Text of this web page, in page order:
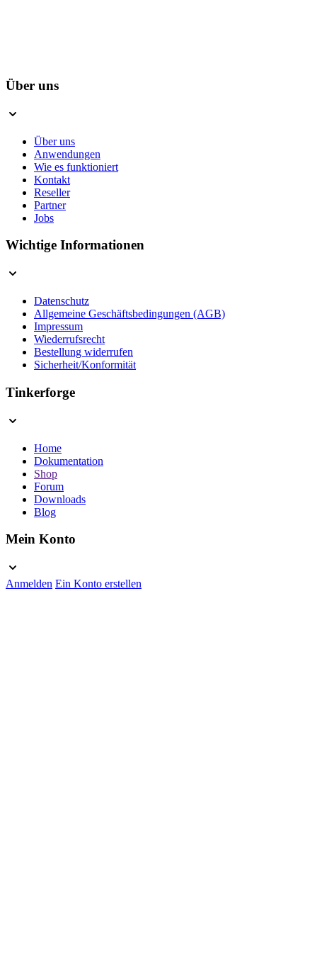
Über uns
Über uns
Anwendungen
Wie es funktioniert
Kontakt
Reseller
Partner
Jobs
Wichtige Informationen
Datenschutz
Allgemeine Geschäftsbedingungen (AGB)
Impressum
Wiederrufsrecht
Bestellung widerrufen
Sicherheit/Konformität
Tinkerforge
Home
Dokumentation
Shop
Forum
Downloads
Blog
Mein Konto
Anmelden Ein Konto erstellen